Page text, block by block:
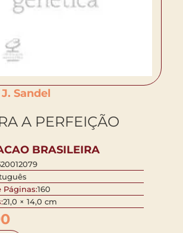
Sandel
A PERFEIÇÃO
BRASILEIRA
Páginas:160
21,0 × 14,0 cm